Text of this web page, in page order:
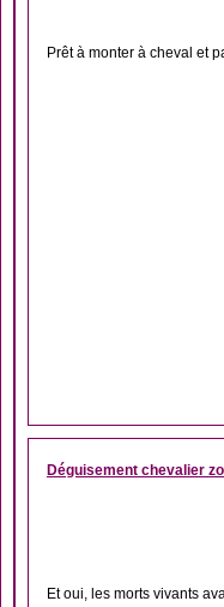
Prêt à monter à cheval et
Déguisement chevalier
Et oui, les morts vivants